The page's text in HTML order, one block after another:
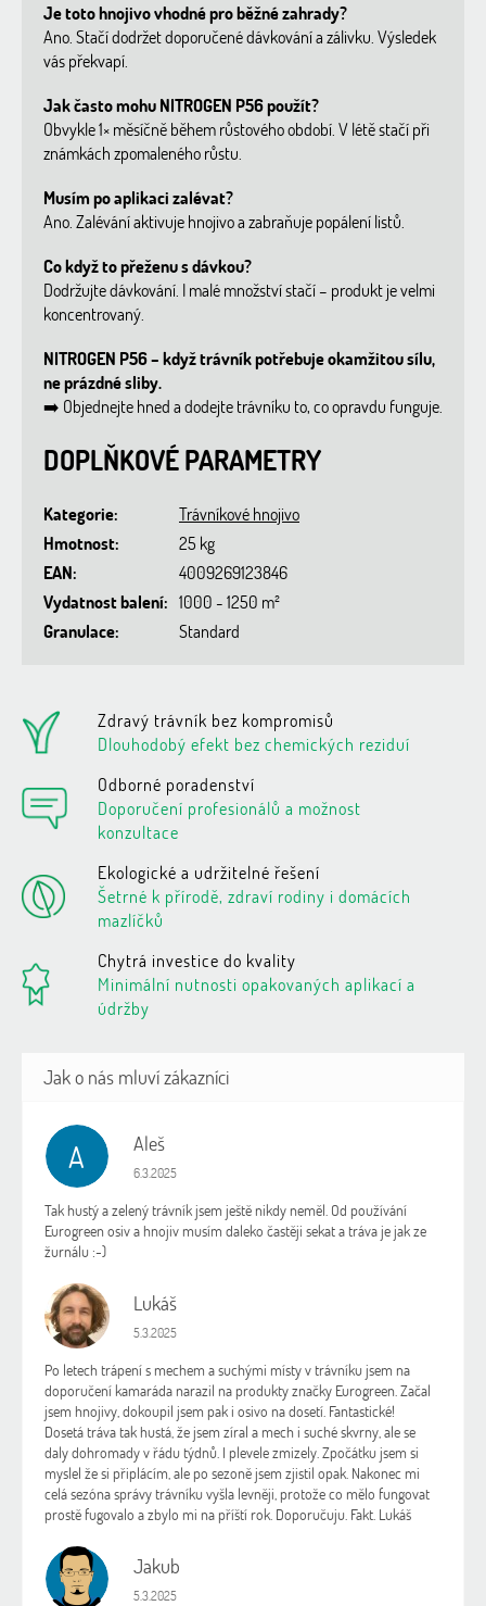
Je toto hnojivo vhodné pro běžné zahrady?
Ano. Stačí dodržet doporučené dávkování a zálivku. Výsledek
vás překvapí.
Jak často mohu NITROGEN P56 použít?
Obvykle 1× měsíčně během růstového období. V létě stačí při
známkách zpomaleného růstu.
Musím po aplikaci zalévat?
Ano. Zalévání aktivuje hnojivo a zabraňuje popálení listů.
Co když to přeženu s dávkou?
Dodržujte dávkování. I malé množství stačí – produkt je velmi
koncentrovaný.
NITROGEN P56 – když trávník potřebuje okamžitou sílu,
ne prázdné sliby.
➡️ Objednejte hned a dodejte trávníku to, co opravdu funguje.
DOPLŇKOVÉ PARAMETRY
Kategorie:
Trávníkové hnojivo
Hmotnost:
25 kg
EAN:
4009269123846
Vydatnost balení: 1000 - 1250 m²
Granulace: Standard
Zdravý trávník bez kompromisů
Dlouhodobý efekt bez chemických reziduí
Odborné poradenství
Doporučení profesionálů a možnost
konzultace
Ekologické a udržitelné řešení
Šetrné k přírodě, zdraví rodiny i domácích
mazlíčků
Chytrá investice do kvality
Minimální nutnosti opakovaných aplikací a
údržby
A Aleš
Hodnocení obchodu je 5 z 5 hvězdiček.
6.3.2025
Tak hustý a zelený trávník jsem ještě nikdy neměl. Od používání
Eurogreen osiv a hnojiv musím daleko častěji sekat a tráva je jak ze
žurnálu :-)
L Lukáš
Hodnocení obchodu je 5 z 5 hvězdiček.
5.3.2025
Po letech trápení s mechem a suchými místy v trávníku jsem na
doporučení kamaráda narazil na produkty značky Eurogreen. Začal
jsem hnojivy, dokoupil jsem pak i osivo na dosetí. Fantastické!
Dosetá tráva tak hustá, že jsem zíral a mech i suché skvrny, ale se
daly dohromady v řádu týdnů. I plevele zmizely. Zpočátku jsem si
myslel že si připlácím, ale po sezoně jsem zjistil opak. Nakonec mi
celá sezóna správy trávníku vyšla levněji, protože co mělo fungovat
prostě fugovalo a zbylo mi na příští rok. Doporučuju. Fakt. Lukáš
J Jakub
Hodnocení obchodu je 5 z 5 hvězdiček.
5.3.2025